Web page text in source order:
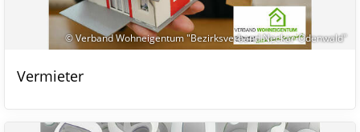
© Verband Wohneigentum "Bezirksverband Neckar-Odenwald"
Vermieter